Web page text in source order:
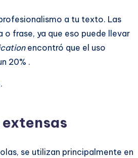
a tu texto. Las
frase, ya que eso puede llevar
encontró que el uso
20% .
se utilizan principalmente en